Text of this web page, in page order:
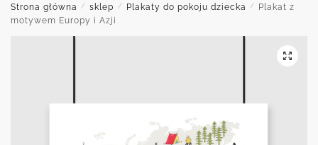
Strona główna / sklep / Plakaty do pokoju dziecka /
Plakat z
motywem Europy i Azji